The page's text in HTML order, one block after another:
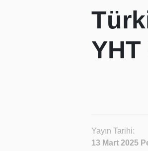
Yayın Tarihi:
13 Mart 2025